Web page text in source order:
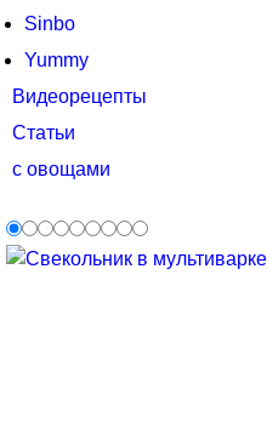
Sinbo
Yummy
Видеорецепты
Статьи
с овощами